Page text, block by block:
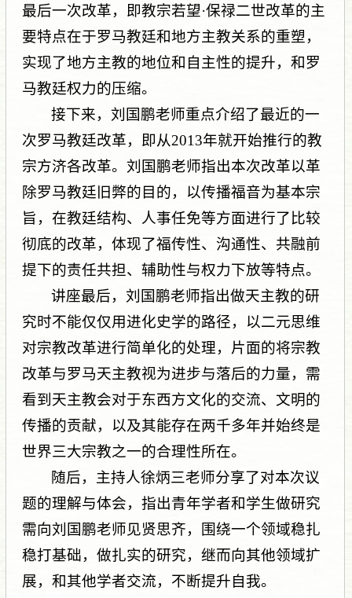
最后一次改革，即教宗若望·保禄二世改革的主
要特点在于罗马教廷和地方主教关系的重塑，
实现了地方主教的地位和自主性的提升，和罗
马教廷权力的压缩。
接下来，刘国鹏老师重点介绍了最近的一
次罗马教廷改革，即从2013年就开始推行的教
宗方济各改革。刘国鹏老师指出本次改革以革
除罗马教廷旧弊的目的，以传播福音为基本宗
旨，在教廷结构、人事任免等方面进行了比较
彻底的改革，体现了福传性、沟通性、共融前
提下的责任共担、辅助性与权力下放等特点。
讲座最后，刘国鹏老师指出做天主教的研
究时不能仅仅用进化史学的路径，以二元思维
对宗教改革进行简单化的处理，片面的将宗教
改革与罗马天主教视为进步与落后的力量，需
看到天主教会对于东西方文化的交流、文明的
传播的贡献，以及其能存在两千多年并始终是
世界三大宗教之一的合理性所在。
随后，主持人徐炳三老师分享了对本次议
题的理解与体会，指出青年学者和学生做研究
需向刘国鹏老师见贤思齐，围绕一个领域稳扎
稳打基础，做扎实的研究，继而向其他领域扩
展，和其他学者交流，不断提升自我。